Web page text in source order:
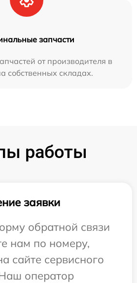
запчасти
от производителя в
собственных складах.
работы
заявки
обратной связи
нам по номеру,
сайте сервисного
оператор